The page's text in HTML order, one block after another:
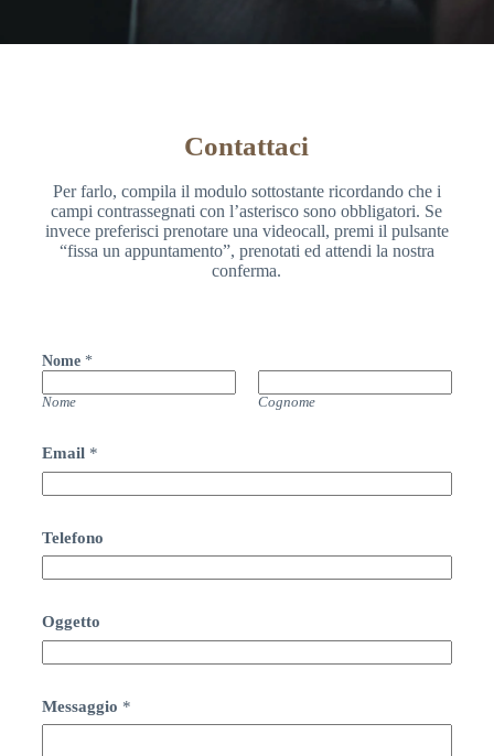
Contattaci
Per farlo, compila il modulo sottostante ricordando che i
campi contrassegnati con l’asterisco sono obbligatori. Se
invece preferisci prenotare una videocall, premi il pulsante
“fissa un appuntamento”, prenotati ed attendi la nostra
conferma.
Nome *
Nome Cognome
Email *
Telefono
Oggetto
Messaggio *